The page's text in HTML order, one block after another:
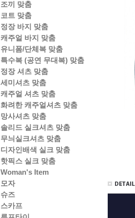
조끼 맞춤
코트 맞춤
정장 바지 맞춤
캐주얼 바지 맞춤
유니폼/단체복 맞춤
특수복 (공연 무대복) 맞춤
정장 셔츠 맞춤
세미셔츠 맞춤
캐주얼 셔츠 맞춤
화려한 캐주얼셔츠 맞춤
망사셔츠 맞춤
솔리드 실크셔츠 맞춤
무늬실크셔츠 맞춤
디자인배색 실크 맞춤
핫픽스 실크 맞춤
Woman's Item
모자
슈즈
스카프